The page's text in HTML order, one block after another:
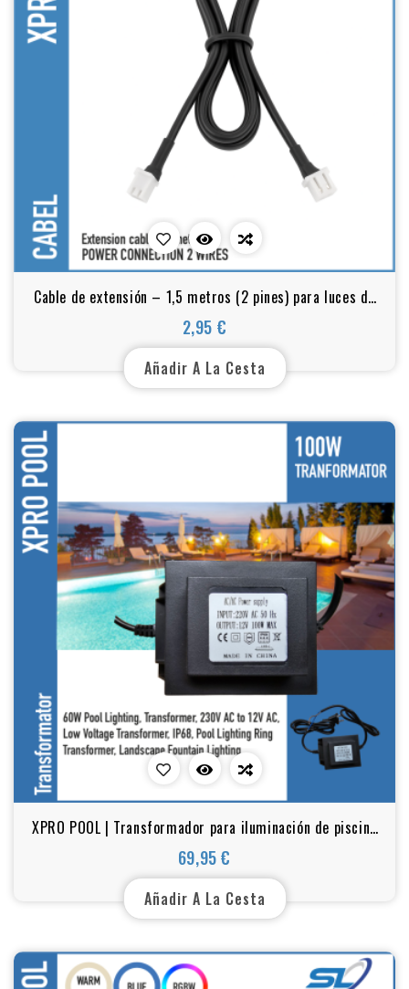
Cable de extensión – 1,5 metros (2 pines) para luces de
jacuzzi, spa y bañera de hidromasaje
2,95 €
Precio
Añadir A La Cesta
XPRO POOL | Transformador para iluminación de piscina
100 W, 12 V CA
69,95 €
Precio
Añadir A La Cesta